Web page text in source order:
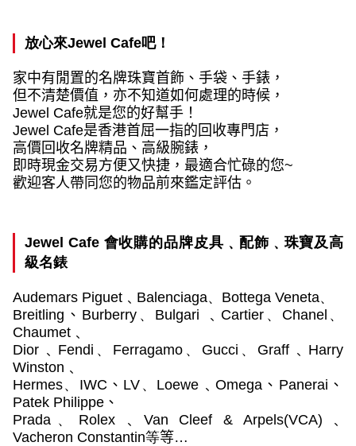
放心來Jewel Cafe吧！
家中有閒置的名牌珠寶首飾、手袋、手錶，
但不清楚價值，亦不知道如何處理的時候，
Jewel Cafe就是您的好幫手！
Jewel Cafe是香港首屈一指的回收專門店，
高價回收名牌精品、高級腕錶，
即時現金交易方便又快捷，最適合忙碌的您~
歡迎客人帶同您的物品前來鑑定評估。
Jewel Cafe 會收購的品牌皮具﹑配飾﹑珠寶及高
級名錶
Audemars Piguet﹑ Balenciaga、 Bottega Veneta、
Breitling 、 Burberry 、 Bulgari ﹑ Cartier 、 Chanel 、
Chaumet﹑
Dior﹑ Fendi 、 Ferragamo、 Gucci 、 Graff﹑ Harry
Winston﹑
Hermes、 IWC 、 LV 、 Loewe﹑Omega 、 Panerai 、
Patek Philippe、
Prada、 Rolex ﹑Van Cleef & Arpels(VCA)﹑
Vacheron Constantin等等…